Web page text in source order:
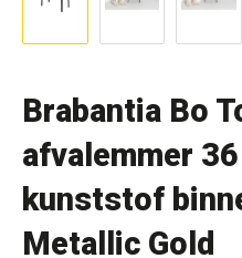
Brabantia Bo
afvalemmer
kunststof
Metallic Gold